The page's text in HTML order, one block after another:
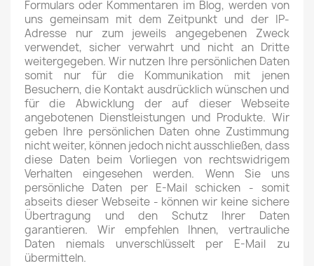
Formulars oder Kommentaren im Blog, werden von
uns gemeinsam mit dem Zeitpunkt und der IP-
Adresse nur zum jeweils angegebenen Zweck
verwendet, sicher verwahrt und nicht an Dritte
weitergegeben. Wir nutzen Ihre persönlichen Daten
somit nur für die Kommunikation mit jenen
Besuchern, die Kontakt ausdrücklich wünschen und
für die Abwicklung der auf dieser Webseite
angebotenen Dienstleistungen und Produkte. Wir
geben Ihre persönlichen Daten ohne Zustimmung
nicht weiter, können jedoch nicht ausschließen, dass
diese Daten beim Vorliegen von rechtswidrigem
Verhalten eingesehen werden. Wenn Sie uns
persönliche Daten per E-Mail schicken - somit
abseits dieser Webseite - können wir keine sichere
Übertragung und den Schutz Ihrer Daten
garantieren. Wir empfehlen Ihnen, vertrauliche
Daten niemals unverschlüsselt per E-Mail zu
übermitteln.